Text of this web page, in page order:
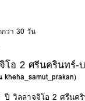
ว่า 30 วัน
โอ 2 ศรีนครินทร์-
kheha_samut_prakan)
ปี วิลลาจจิโอ 2 ศรีนค